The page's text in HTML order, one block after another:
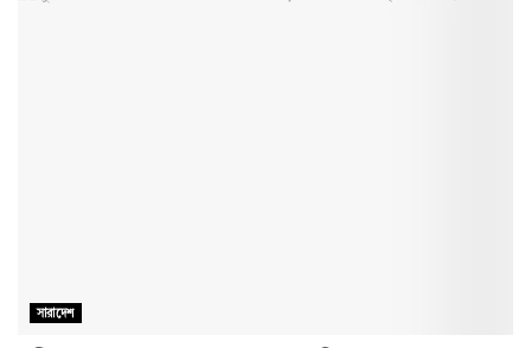
সারাদেশ